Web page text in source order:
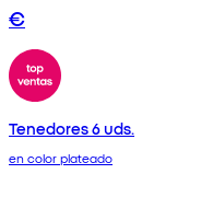
€
Tenedores 6 uds.
en color plateado